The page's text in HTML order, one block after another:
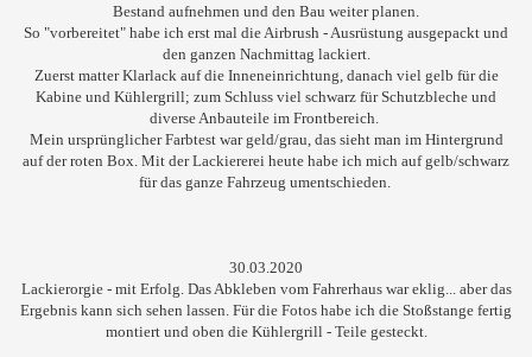
Bestand aufnehmen und den Bau weiter planen.
So "vorbereitet" habe ich erst mal die Airbrush - Ausrüstung ausgepackt und
den ganzen Nachmittag lackiert.
Zuerst matter Klarlack auf die Inneneinrichtung, danach viel gelb für die
Kabine und Kühlergrill; zum Schluss viel schwarz für Schutzbleche und
diverse Anbauteile im Frontbereich.
Mein ursprünglicher Farbtest war geld/grau, das sieht man im Hintergrund
auf der roten Box. Mit der Lackiererei heute habe ich mich auf gelb/schwarz
für das ganze Fahrzeug umentschieden.
30.03.2020
Lackierorgie - mit Erfolg. Das Abkleben vom Fahrerhaus war eklig... aber das
Ergebnis kann sich sehen lassen. Für die Fotos habe ich die Stoßstange fertig
montiert und oben die Kühlergrill - Teile gesteckt.